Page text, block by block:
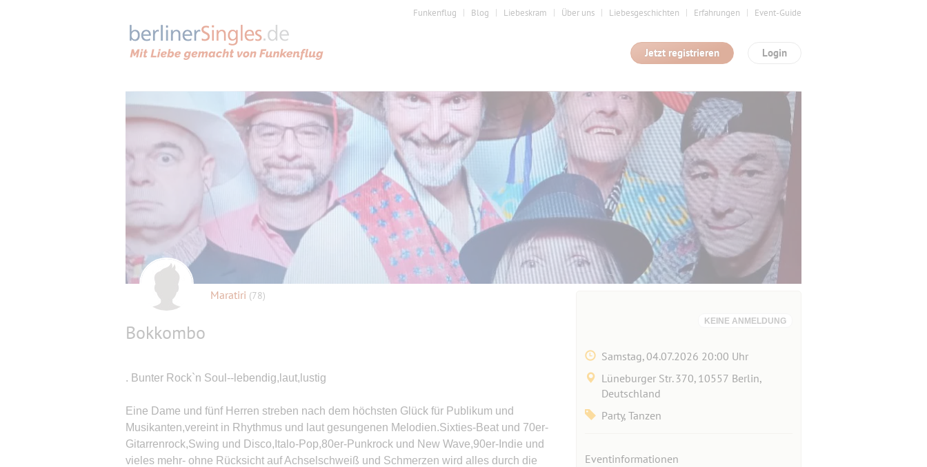
Funkenflug Blog Liebeskram Über uns Liebesgeschichten Erfahrungen Event-Guide
Login
Jetzt registrieren
Maratiri (78)
Bokkombo
. Bunter Rock`n Soul--lebendig,laut,lustig
Eine Dame und fünf Herren streben nach dem höchsten Glück für Publikum und
Musikanten,vereint in Rhythmus und laut gesungenen Melodien.Sixties-Beat und 70er-
Gitarrenrock,Swing und Disco,Italo-Pop,80er-Punkrock und New Wave,90er-Indie und
vieles mehr- ohne Rücksicht auf Achselschweiß und Schmerzen wird alles durch die
KEINE ANMELDUNG
Samstag, 04.07.2026 20:00 Uhr
Lüneburger Str. 370, 10557 Berlin,
Deutschland
Party, Tanzen
Eventinformationen